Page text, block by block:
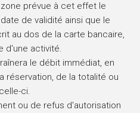
prévue à cet effet le
de validité ainsi que le
au dos de la carte bancaire,
d'une activité.
le débit immédiat, en
réservation, de la totalité ou
ci.
ou de refus d'autorisation